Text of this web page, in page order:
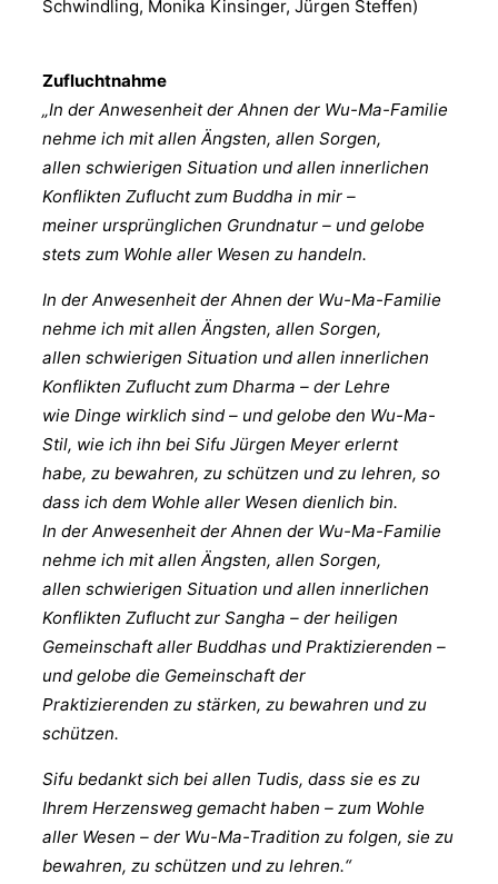
Schwindling, Monika Kinsinger, Jürgen Steffen)
Zufluchtnahme
„In der Anwesenheit der Ahnen der Wu-Ma-Familie
nehme ich mit allen Ängsten, allen Sorgen,
allen schwierigen Situation und allen innerlichen
Konflikten Zuflucht zum Buddha in mir –
meiner ursprünglichen Grundnatur – und gelobe
stets zum Wohle aller Wesen zu handeln.
In der Anwesenheit der Ahnen der Wu-Ma-Familie
nehme ich mit allen Ängsten, allen Sorgen,
allen schwierigen Situation und allen innerlichen
Konflikten Zuflucht zum Dharma – der Lehre
wie Dinge wirklich sind – und gelobe den Wu-Ma-
Stil, wie ich ihn bei Sifu Jürgen Meyer erlernt
habe, zu bewahren, zu schützen und zu lehren, so
dass ich dem Wohle aller Wesen dienlich bin.
In der Anwesenheit der Ahnen der Wu-Ma-Familie
nehme ich mit allen Ängsten, allen Sorgen,
allen schwierigen Situation und allen innerlichen
Konflikten Zuflucht zur Sangha – der heiligen
Gemeinschaft aller Buddhas und Praktizierenden –
und gelobe die Gemeinschaft der
Praktizierenden zu stärken, zu bewahren und zu
schützen.
Sifu bedankt sich bei allen Tudis, dass sie es zu
Ihrem Herzensweg gemacht haben – zum Wohle
aller Wesen – der Wu-Ma-Tradition zu folgen, sie zu
bewahren, zu schützen und zu lehren.“